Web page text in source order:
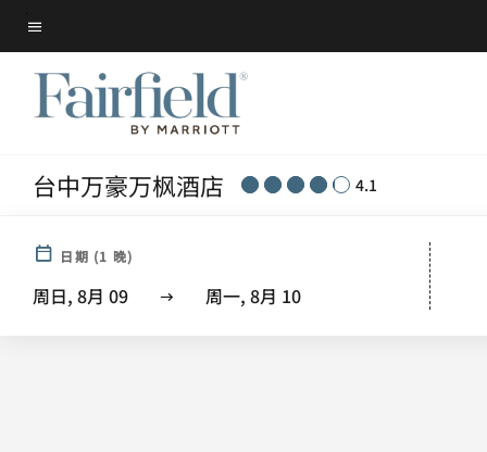
Skip
to
main
content
菜单文本
台中万豪万枫酒店 4.1
日期 (1 晚)
周日, 8月 09 周一, 8月 10